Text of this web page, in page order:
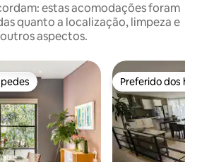
estas acomodações foram
quanto a localização, limpeza e
outros aspectos.
dos hóspedes Preferido dos
Preferido dos